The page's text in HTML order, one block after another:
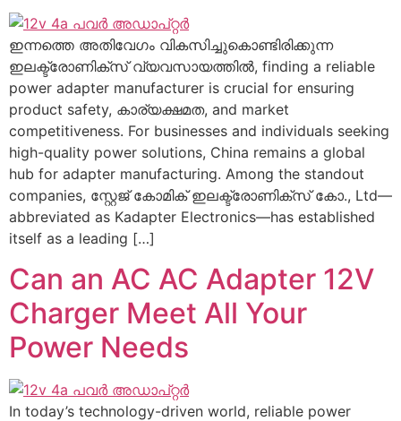
ഇന്നത്തെ അതിവേഗം വികസിച്ചുകൊണ്ടിരിക്കുന്ന
ഇലക്ട്രോണിക്സ് വ്യവസായത്തിൽ, finding a reliable
power adapter manufacturer is crucial for ensuring
product safety, കാര്യക്ഷമത, and market
competitiveness. For businesses and individuals seeking
high-quality power solutions, China remains a global
hub for adapter manufacturing. Among the standout
companies, സ്റ്റേജ് കോമിക് ഇലക്ട്രോണിക്സ് കോ., Ltd—
abbreviated as Kadapter Electronics—has established
itself as a leading […]
Can an AC AC Adapter 12V
Charger Meet All Your
Power Needs
In today’s technology-driven world, reliable power